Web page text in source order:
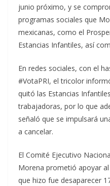
junio próximo, y se
programas sociales que
mexicanas, como el
Estancias Infantiles, así
En redes sociales, con el
#VotaPRI, el tricolor
quitó las Estancias
trabajadoras, por lo que
señaló que se impulsará
a cancelar.
El Comité Ejecutivo
Morena prometió apoyar
que hizo fue desaparecer